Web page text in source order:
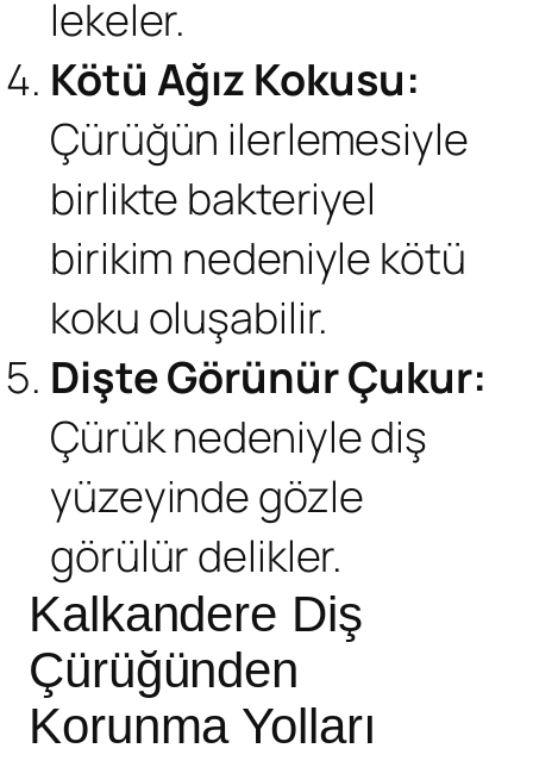
lekeler.
Kötü Ağız Kokusu:
Çürüğün ilerlemesiyle
birlikte bakteriyel
birikim nedeniyle kötü
koku oluşabilir.
Dişte Görünür Çukur:
Çürük nedeniyle diş
yüzeyinde gözle
görülür delikler.
Kalkandere Diş
Çürüğünden
Korunma Yolları